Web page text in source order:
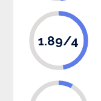
1.89/4